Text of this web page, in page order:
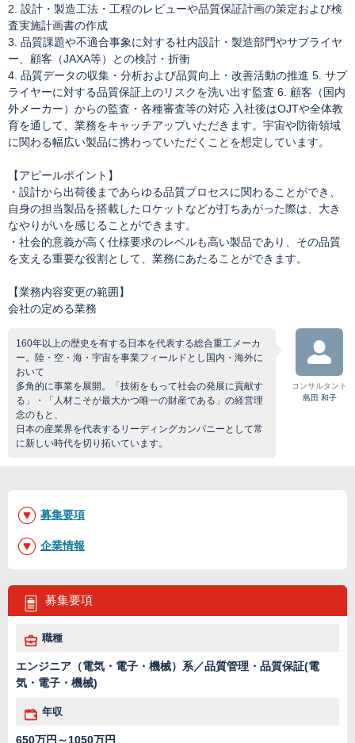
2. 設計・製造工法・工程のレビューや品質保証計画の策定および検
査実施計画書の作成
3. 品質課題や不適合事象に対する社内設計・製造部門やサプライヤ
ー、顧客（JAXA等）との検討・折衝
4. 品質データの収集・分析および品質向上・改善活動の推進 5. サプ
ライヤーに対する品質保証上のリスクを洗い出す監査 6. 顧客（国内
外メーカー）からの監査・各種審査等の対応 入社後はOJTや全体教
育を通して、業務をキャッチアップいただきます。宇宙や防衛領域
に関わる幅広い製品に携わっていただくことを想定しています。
【アピールポイント】
・設計から出荷後まであらゆる品質プロセスに関わることができ、
自身の担当製品を搭載したロケットなどが打ちあがった際は、大き
なやりがいを感じることができます。
・社会的意義が高く仕様要求のレベルも高い製品であり、その品質
を支える重要な役割として、業務にあたることができます。
【業務内容変更の範囲】
会社の定める業務
160年以上の歴史を有する日本を代表する総合重工メーカ
ー。陸・空・海・宇宙を事業フィールドとし国内・海外に
おいて
多角的に事業を展開。「技術をもって社会の発展に貢献す
る」・「人材こそが最大かつ唯一の財産である」の経営理
念のもと、
日本の産業界を代表するリーディングカンパニーとして常
に新しい時代を切り拓いています。
コンサルタント
島田 和子
募集要項
職種
エンジニア（電気・電子・機械）系／品質管理・品質保証(電
気・電子・機械)
年収
650万円～1050万円
募集要項
企業情報